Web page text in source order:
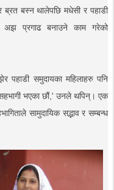
ब्रत बस्न थालेपछि मधेसी र पहाडी
अझ प्रगाढ बनाउने काम गरेको
पहाडी समुदायका महिलाहरु पनि
भएका छौं,' उनले थपिन्। एक
सामुदायिक सद्भाव र सम्बन्ध